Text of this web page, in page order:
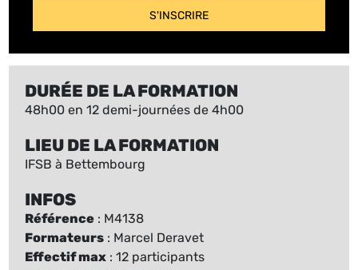
S'INSCRIRE
DURÉE DE LA FORMATION
48h00 en 12 demi-journées de 4h00
LIEU DE LA FORMATION
IFSB à Bettembourg
INFOS
Référence : M4138
Formateurs : Marcel Deravet
Effectif max : 12 participants